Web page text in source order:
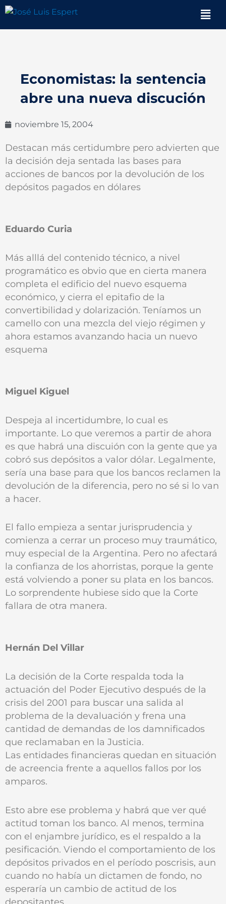
contenido
Economistas: la sentencia
abre una nueva discución
noviembre 15, 2004
Destacan más certidumbre pero advierten que
la decisión deja sentada las bases para
acciones de bancos por la devolución de los
depósitos pagados en dólares
Eduardo Curia
Más alllá del contenido técnico, a nivel
programático es obvio que en cierta manera
completa el edificio del nuevo esquema
económico, y cierra el epitafio de la
convertibilidad y dolarización. Teníamos un
camello con una mezcla del viejo régimen y
ahora estamos avanzando hacia un nuevo
esquema
Miguel Kiguel
Despeja al incertidumbre, lo cual es
importante. Lo que veremos a partir de ahora
es que habrá una discuión con la gente que ya
cobró sus depósitos a valor dólar. Legalmente,
sería una base para que los bancos reclamen la
devolución de la diferencia, pero no sé si lo van
a hacer.
El fallo empieza a sentar jurisprudencia y
comienza a cerrar un proceso muy traumático,
muy especial de la Argentina. Pero no afectará
la confianza de los ahorristas, porque la gente
está volviendo a poner su plata en los bancos.
Lo sorprendente hubiese sido que la Corte
fallara de otra manera.
Hernán Del Villar
La decisión de la Corte respalda toda la
actuación del Poder Ejecutivo después de la
crisis del 2001 para buscar una salida al
problema de la devaluación y frena una
cantidad de demandas de los damnificados
que reclamaban en la Justicia.
Las entidades financieras quedan en situación
de acreencia frente a aquellos fallos por los
amparos.
Esto abre ese problema y habrá que ver qué
actitud toman los banco. Al menos, termina
con el enjambre jurídico, es el respaldo a la
pesificación. Viendo el comportamiento de los
depósitos privados en el período poscrisis, aun
cuando no había un dictamen de fondo, no
esperaría un cambio de actitud de los
depositantes.